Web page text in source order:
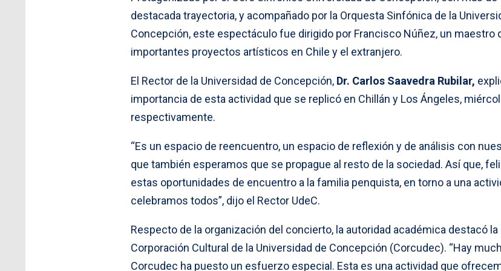
destacada trayectoria, y acompañado por la Orquesta Sinfónica de la
Concepción, este espectáculo fue dirigido por Francisco Núñez, un maestro
importantes proyectos artísticos en Chile y el extranjero.
El Rector de la Universidad de Concepción, Dr. Carlos Saavedra Rubilar,
importancia de esta actividad que se replicó en Chillán y Los Ángeles,
respectivamente.
“Es un espacio de reencuentro, un espacio de reflexión y de análisis con
que también esperamos que se propague al resto de la sociedad. Así que,
estas oportunidades de encuentro a la familia penquista, en torno a una
celebramos todos”, dijo el Rector UdeC.
Respecto de la organización del concierto, la autoridad académica destacó la
Corporación Cultural de la Universidad de Concepción (Corcudec). “Hay
Corcudec ha puesto un esfuerzo especial. Esta es una actividad que